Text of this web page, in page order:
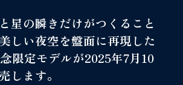
星の瞬きだけがつくること
しい夜空を盤面に再現した
限定モデルが2025年7月10
します。